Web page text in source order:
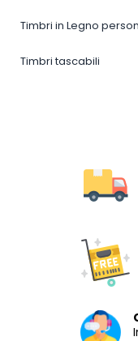
Timbri in Legno
Timbri tascabili